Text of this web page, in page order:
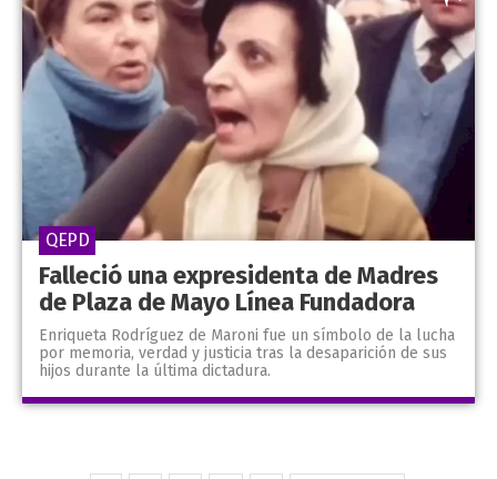
Falleció una expresidenta de Madres
de Plaza de Mayo Línea Fundadora
Enriqueta Rodríguez de Maroni fue un símbolo de la lucha
por memoria, verdad y justicia tras la desaparición de sus
hijos durante la última dictadura.
QEPD